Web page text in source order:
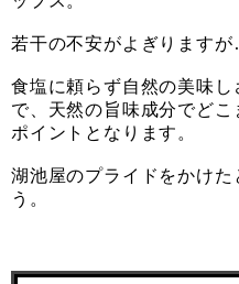
若干の不安がよぎります
食塩に頼らず自然の美味
で、天然の旨味成分でど
ポイントとなります。
湖池屋のプライドをかけた
う。